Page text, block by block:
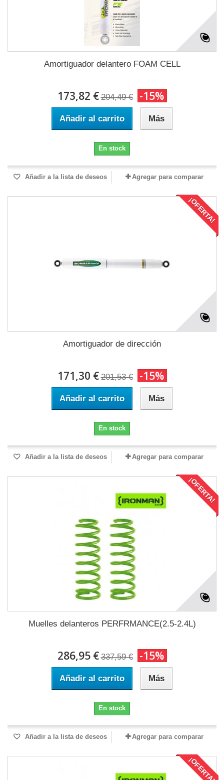
Amortiguador delantero FOAM CELL
173,82 € 204,49 € -15%
Añadir al carrito Más
En stock
Añadir a la lista de deseos Agregar para comparar
¡OFERTA!
Amortiguador de dirección
171,30 € 201,53 € -15%
Añadir al carrito Más
En stock
Añadir a la lista de deseos Agregar para comparar
¡OFERTA!
Muelles delanteros PERFRMANCE(2.5-2.4L)
286,95 € 337,59 € -15%
Añadir al carrito Más
En stock
Añadir a la lista de deseos Agregar para comparar
¡OFERTA!